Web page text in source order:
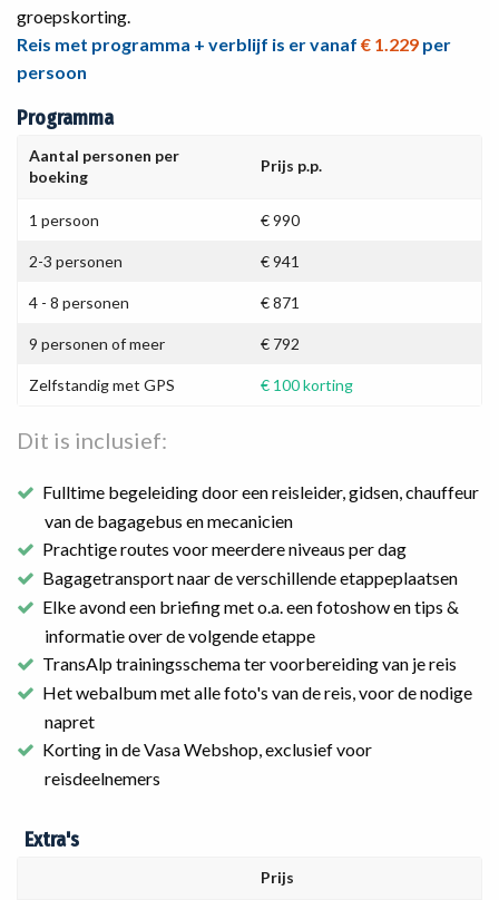
groepskorting.
Reis met programma + verblijf is er vanaf € 1.229 per
persoon
Programma
Aantal personen per
boeking
Prijs p.p.
1 persoon € 990
2-3 personen € 941
4 - 8 personen € 871
9 personen of meer € 792
Zelfstandig met GPS € 100 korting
Dit is inclusief:
Fulltime begeleiding door een reisleider, gidsen, chauffeur
van de bagagebus en mecanicien
Prachtige routes voor meerdere niveaus per dag
Bagagetransport naar de verschillende etappeplaatsen
Elke avond een briefing met o.a. een fotoshow en tips &
informatie over de volgende etappe
TransAlp trainingsschema ter voorbereiding van je reis
Het webalbum met alle foto's van de reis, voor de nodige
napret
Korting in de Vasa Webshop, exclusief voor
reisdeelnemers
Extra's
Prijs